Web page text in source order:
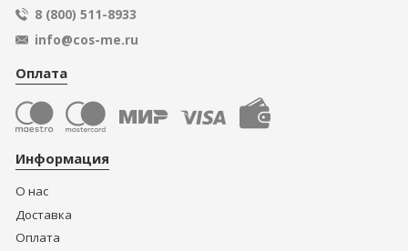
8 (800) 511-8933
info@cos-me.ru
Оплата
Информация
О нас
Доставка
Оплата